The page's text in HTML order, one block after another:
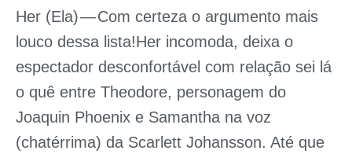
Her (Ela)— Com certeza o argumento mais
louco dessa lista!Her incomoda, deixa o
espectador desconfortável com relação sei lá
o quê entre Theodore, personagem do
Joaquin Phoenix e Samantha na voz
(chatérrima) da Scarlett Johansson. Até que